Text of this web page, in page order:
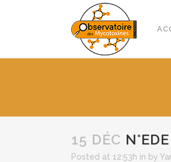
15 DÉC
Posted at 12:53h in by